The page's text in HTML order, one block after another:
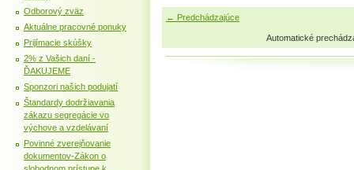
← Predchádzajúce
Automatické
Odborový zväz
Aktuálne pracovné ponuky
Prijímacie skúšky
2% z Vašich daní -
ĎAKUJEME
Sponzori našich podujatí
Štandardy dodržiavania
zákazu segregácie vo
výchove a vzdelávaní
Povinné zverejňovanie
dokumentov-Zákon o